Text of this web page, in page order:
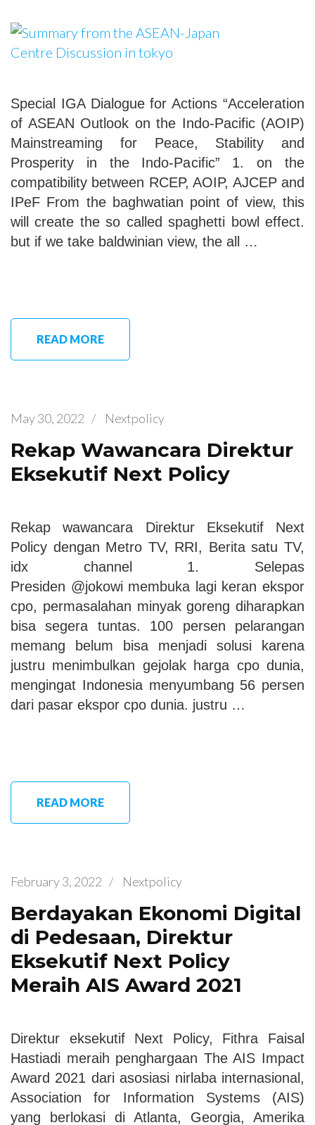
Special IGA Dialogue for Actions “Acceleration
of ASEAN Outlook on the Indo-Pacific (AOIP)
Mainstreaming for Peace, Stability and
Prosperity in the Indo-Pacific” 1. on the
compatibility between RCEP, AOIP, AJCEP and
IPeF From the baghwatian point of view, this
will create the so called spaghetti bowl effect.
but if we take baldwinian view, the all …
READ MORE
May 30, 2022 / Nextpolicy
Rekap Wawancara Direktur
Eksekutif Next Policy
Rekap wawancara Direktur Eksekutif Next
Policy dengan Metro TV, RRI, Berita satu TV,
idx channel 1. Selepas
Presiden @jokowi membuka lagi keran ekspor
cpo, permasalahan minyak goreng diharapkan
bisa segera tuntas. 100 persen pelarangan
memang belum bisa menjadi solusi karena
justru menimbulkan gejolak harga cpo dunia,
mengingat Indonesia menyumbang 56 persen
dari pasar ekspor cpo dunia. justru …
READ MORE
February 3, 2022 / Nextpolicy
Berdayakan Ekonomi Digital
di Pedesaan, Direktur
Eksekutif Next Policy
Meraih AIS Award 2021
Direktur eksekutif Next Policy, Fithra Faisal
Hastiadi meraih penghargaan The AIS Impact
Award 2021 dari asosiasi nirlaba internasional,
Association for Information Systems (AIS)
yang berlokasi di Atlanta, Georgia, Amerika